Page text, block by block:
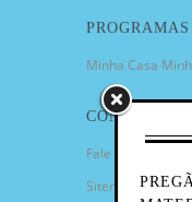
PROGRAMAS
Minha Casa
CONTATO
Fale Conosco
Sitemap